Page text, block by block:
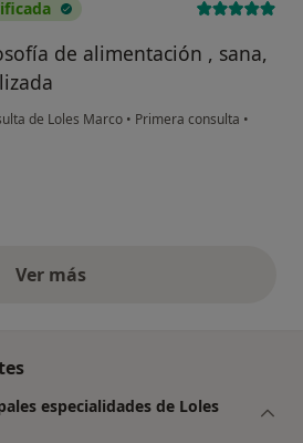
de alimentación , sana,
de Loles Marco • Primera consulta •
Ver másopiniones anteriores
especialidades de Loles